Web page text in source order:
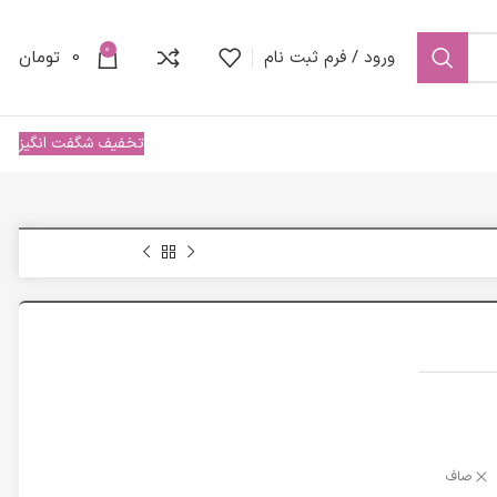
ورود / فرم ثبت نام 0
0 تومان
تخفیف شگفت انگیز
صاف